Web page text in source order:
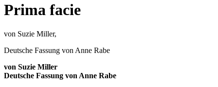
Prima facie
von Suzie Miller,
Deutsche Fassung von Anne Rabe
von Suzie Miller
Deutsche Fassung von Anne Rabe